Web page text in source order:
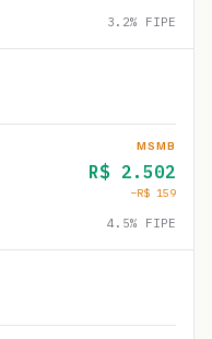
3.2% FIPE
MSMB
R$ 2.502
−R$ 159
4.5% FIPE